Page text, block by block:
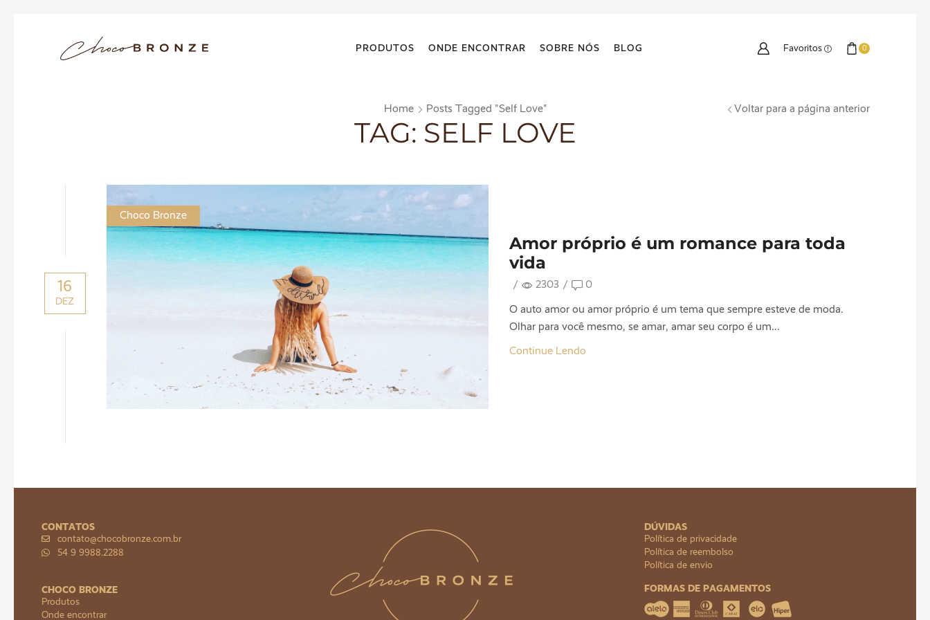
PRODUTOS ONDE ENCONTRAR SOBRE NÓS BLOG Favoritos 0
Voltar para a página anterior
Home Posts Tagged "self Love"
TAG: SELF LOVE
Choco Bronze
Amor próprio é um romance para toda
vida
/ 2303 / 0
O auto amor ou amor próprio é um tema que sempre esteve de moda.
Olhar para você mesmo, se amar, amar seu corpo é um...
Continue Lendo
16
DEZ
CONTATOS
contato@chocobronze.com.br
54 9 9988.2288
CHOCO BRONZE
Produtos
Onde encontrar
DÚVIDAS
Política de privacidade
Política de reembolso
Política de envio
FORMAS DE PAGAMENTOS